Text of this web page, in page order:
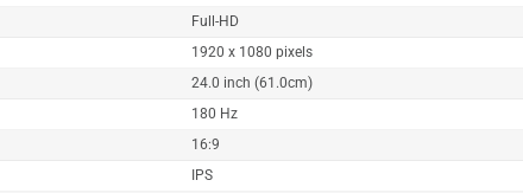
Full-HD
1920 x 1080 pixels
24.0 inch (61.0cm)
180 Hz
16:9
IPS